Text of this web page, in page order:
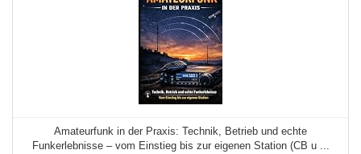
Amateurfunk in der Praxis: Technik, Betrieb und echte
Funkerlebnisse – vom Einstieg bis zur eigenen Station (CB u ...